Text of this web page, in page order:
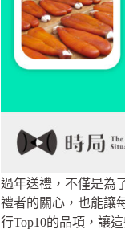
過年送禮，不僅是為
禮者的關心，也能讓
行Top10的品項，讓